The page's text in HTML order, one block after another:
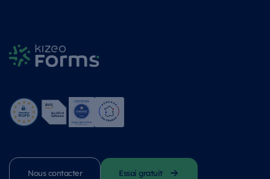
Nous contacter Essai gratuit